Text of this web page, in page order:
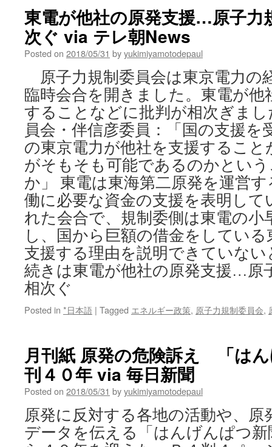
と
長
原
爆
投
下
に
法
的
評
価
が
必
要
＝
ロ
シ
ア
歴
史
会
Sputnik
東電が他社の原発支援…原子力
次ぐ via テレ朝News
Posted on 2018/05/31 byyukimiyamotodepaul
原子力規制委員会は東京電力の
臨時会合を開きました。東電が他
することなどに批判が相次ぎま
員会・伴信彦委員：「国の支援を
の東京電力が他社を支援するこ
がそもそも可能であるのかとい
か」 東電は東海第二原発を運営
働に必要な資金の支援を表明して
れた会合で、規制委側は東電の小
し、国から巨額の借金をしてい
支援する理由を説明できていな
続きは東電が他社の原発支援…原
相次ぐ
Posted in *日本語 | Tagged エネルギー政策, 原子力規制委員会,
月刊紙 原発の危険訴え 「は
刊４０年 via 毎日新聞
Posted on 2018/05/31 byyukimiyamotodepaul
原発に反対する各地の活動や、
データを伝える「はんげんぱつ